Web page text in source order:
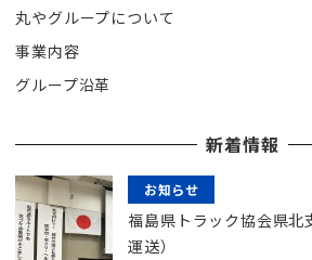
丸やグループについて
事業内容
グループ沿革
新着情報
お知らせ
福島県トラック協会県
運送）